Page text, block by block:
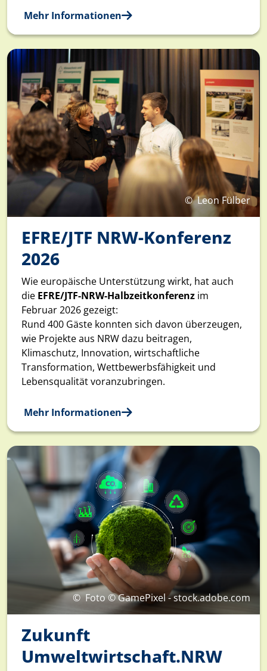
Mehr Informationen
© Leon Fülber
EFRE/JTF NRW-Konferenz
2026
Wie europäische Unterstützung wirkt, hat auch
die EFRE/JTF-NRW-Halbzeitkonferenz im
Februar 2026 gezeigt:
Rund 400 Gäste konnten sich davon überzeugen,
wie Projekte aus NRW dazu beitragen,
Klimaschutz, Innovation, wirtschaftliche
Transformation, Wettbewerbsfähigkeit und
Lebensqualität voranzubringen.
Mehr Informationen
© Foto © GamePixel - stock.adobe.com
Zukunft
Umweltwirtschaft.NRW